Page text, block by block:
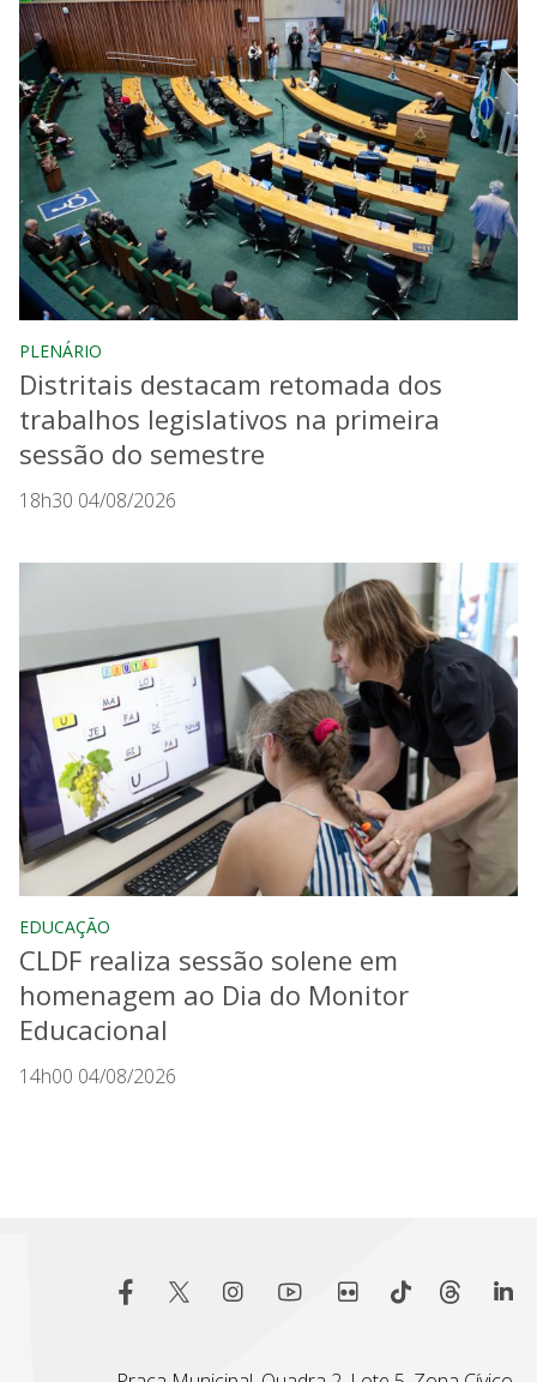
PLENÁRIO
Distritais destacam retomada dos
trabalhos legislativos na primeira
sessão do semestre
18h30 04/08/2026
EDUCAÇÃO
CLDF realiza sessão solene em
homenagem ao Dia do Monitor
Educacional
14h00 04/08/2026